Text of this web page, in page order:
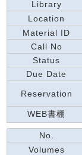
Library
Location
Material ID
Call No
Status
Due Date
Reservation
WEB書棚
No.
Volumes